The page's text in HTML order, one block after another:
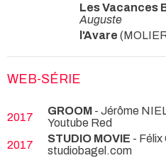
Les Vacances
Auguste
l'Avare
WEB-SÉRIE
2017 GROOM - Jérôme
Youtube Red
2017
STUDIO MOVIE -
studiobagel.com